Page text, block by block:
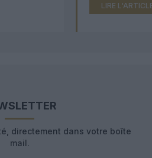
LIRE
directement dans votre boîte
mail.